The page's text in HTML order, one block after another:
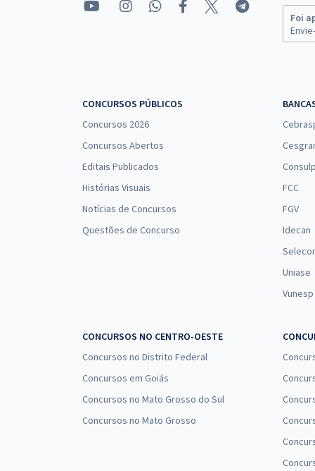
Foi
CONCURSOS PÚBLICOS
Concursos 2026
Concursos Abertos
Editais Publicados
Histórias Visuais
Notícias de Concursos
Questões de Concurso
FCC
FGV
Idecan
Uniase
Vunesp
CONCURSOS NO CENTRO-OESTE
Concursos no Distrito Federal
Concursos em Goiás
Concursos no Mato Grosso do Sul
Concursos no Mato Grosso